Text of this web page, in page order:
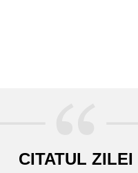
CITATUL ZILEI